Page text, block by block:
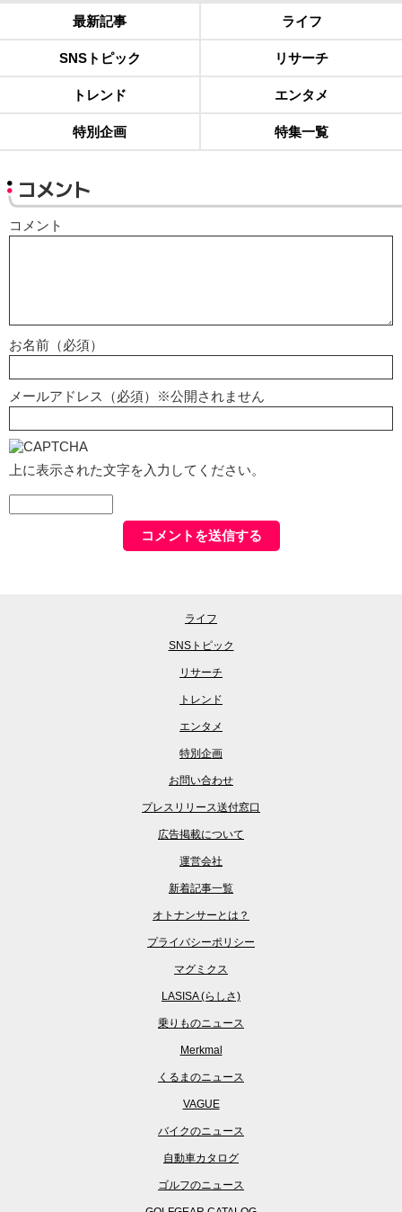
最新記事 ライフ
SNSトピック リサーチ
トレンド エンタメ
特別企画 特集一覧
コメント
コメント
お名前（必須）
メールアドレス（必須）※公開されません
上に表示された文字を入力してください。
ライフ
SNSトピック
リサーチ
トレンド
エンタメ
特別企画
お問い合わせ
プレスリリース送付窓口
広告掲載について
運営会社
新着記事一覧
オトナンサーとは？
プライバシーポリシー
マグミクス
LASISA (らしさ)
乗りものニュース
Merkmal
くるまのニュース
VAGUE
バイクのニュース
自動車カタログ
ゴルフのニュース